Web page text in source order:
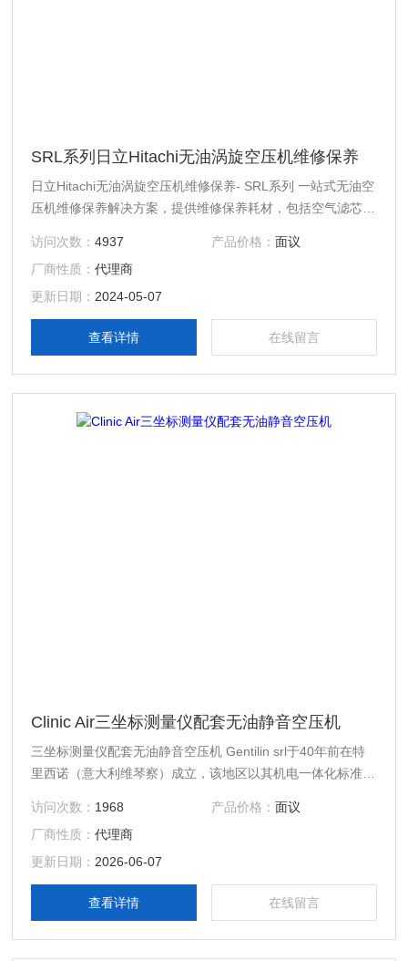
SRL系列日立Hitachi无油涡旋空压机维修保养
日立Hitachi无油涡旋空压机维修保养- SRL系列 一站式无油空
压机维修保养解决方案，提供维修保养耗材，包括空气滤芯，
Anest Iwata，阿*Atalas Copco等国外进口品牌空压机维修保
养服务。
访问次数：4937 产品价格： 面议
厂商性质：代理商
更新日期： 2024-05-07
查看详情 在线留言
Clinic Air三坐标测量仪配套无油静音空压机
三坐标测量仪配套无油静音空压机 Gentilin srl于40年前在特
里西诺（意大利维琴察）成立，该地区以其机电一体化标准而
发和压缩空气产品的品牌。Clinic Air 空压机、意大利无油静
音空压机、三坐标测量仪空压机，蔡司三坐标配套空压机、三
坐标专用无油空压机、实验室洁净气源、精密测量仪空压机、
Gentilin 空压机
访问次数： 1968 产品价格： 面议
厂商性质：代理商
更新日期： 2026-06-07
查看详情 在线留言